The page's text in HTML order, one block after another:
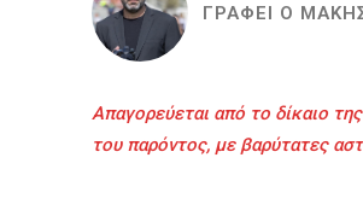
ΓΡΑΦΕΙ Ο
Απαγορεύεται από το δίκαιο
του παρόντος, με βαρύτατες